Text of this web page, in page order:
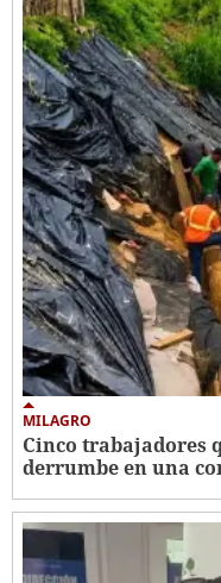
MILAGRO
Cinco trabajadores
derrumbe en una